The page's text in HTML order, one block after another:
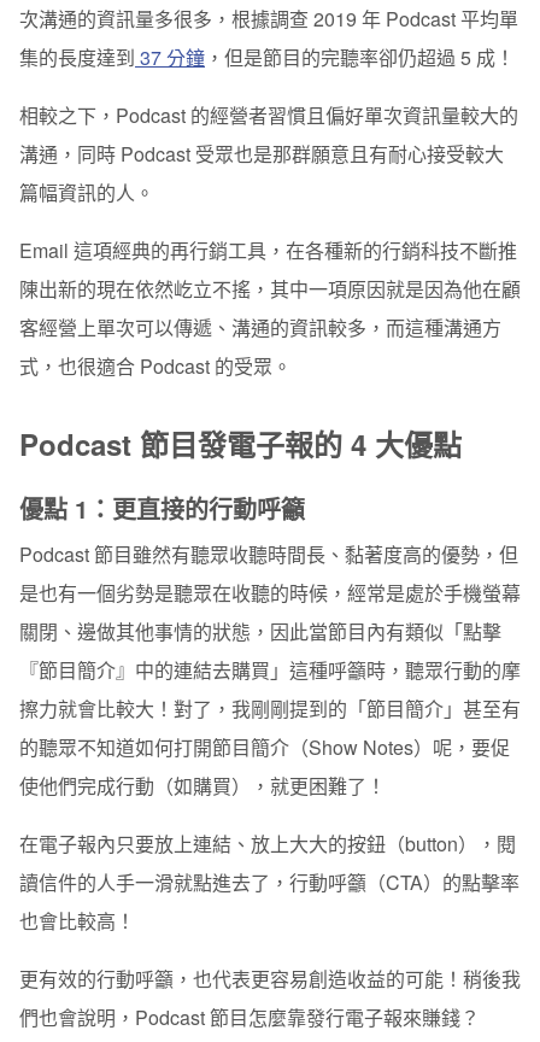
次溝通的資訊量多很多，根據調查 2019 年 Podcast 平均單
集的長度達到 37 分鐘 ，但是節目的完聽率卻仍超過 5 成！
相較之下，Podcast 的經營者習慣且偏好單次資訊量較大的
溝通，同時 Podcast 受眾也是那群願意且有耐心接受較大
篇幅資訊的人。
Email 這項經典的再行銷工具，在各種新的行銷科技不斷推
陳出新的現在依然屹立不搖，其中一項原因就是因為他在顧
客經營上單次可以傳遞、溝通的資訊較多，而這種溝通方
式，也很適合 Podcast 的受眾。
Podcast 節目發電子報的 4 大優點
優點 1：更直接的行動呼籲
Podcast 節目雖然有聽眾收聽時間長、黏著度高的優勢，但
是也有一個劣勢是聽眾在收聽的時候，經常是處於手機螢幕
關閉、邊做其他事情的狀態，因此當節目內有類似「點擊
『節目簡介』中的連結去購買」這種呼籲時，聽眾行動的摩
擦力就會比較大！對了，我剛剛提到的「節目簡介」甚至有
的聽眾不知道如何打開節目簡介（Show Notes）呢，要促
使他們完成行動（如購買），就更困難了！
在電子報內只要放上連結、放上大大的按鈕（button），閱
讀信件的人手一滑就點進去了，行動呼籲（CTA）的點擊率
也會比較高！
更有效的行動呼籲，也代表更容易創造收益的可能！稍後我
們也會說明，Podcast 節目怎麼靠發行電子報來賺錢？